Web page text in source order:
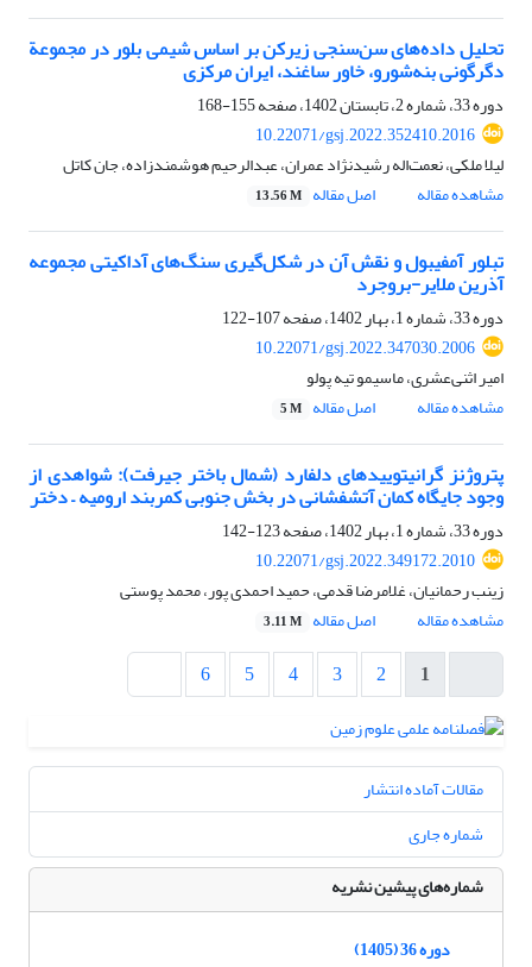
تحلیل داده‌های سن‌سنجی زیرکن بر اساس شیمی بلور در مجموعة
دگرگونی بنه‌شورو، خاور ساغند، ایران مرکزی
دوره 33، شماره 2، تابستان 1402، صفحه
155-168
10.22071/gsj.2022.352410.2016
لیلا ملکی، نعمت‌اله رشیدنژاد عمران، عبدالرحیم هوشمندزاده، جان کاتل
مشاهده مقاله
اصل مقاله 13.56 M
تبلور آمفیبول و نقش آن در شکل‌گیری سنگ‌های آداکیتی مجموعه
آذرین ملایر-بروجرد
دوره 33، شماره 1، بهار 1402، صفحه
107-122
10.22071/gsj.2022.347030.2006
امیر اثنی‌عشری، ماسیمو تیه پولو
مشاهده مقاله
اصل مقاله 5 M
پتروژنز گرانیتوییدهای دلفارد (شمال باختر جیرفت): شواهدی از
وجود جایگاه کمان آتشفشانی در بخش جنوبی کمربند ارومیه – دختر
دوره 33، شماره 1، بهار 1402، صفحه
123-142
10.22071/gsj.2022.349172.2010
زینب رحمانیان، غلامرضا قدمی، حمید احمدی پور، محمد پوستی
مشاهده مقاله
اصل مقاله 3.11 M
1
2
3
4
5
6
مقالات آماده انتشار
شماره جاری
شماره‌های پیشین نشریه
دوره 36 (1405)